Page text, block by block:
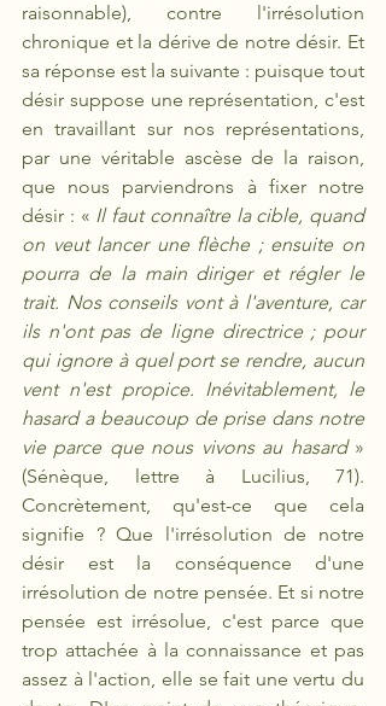
raisonnable), contre l'irrésolution
chronique et la dérive de notre désir. Et
sa réponse est la suivante : puisque tout
désir suppose une représentation, c'est
en travaillant sur nos représentations,
par une véritable ascèse de la raison,
que nous parviendrons à fixer notre
désir : « Il faut connaître la cible, quand
on veut lancer une flèche ; ensuite on
pourra de la main diriger et régler le
trait. Nos conseils vont à l'aventure, car
ils n'ont pas de ligne directrice ; pour
qui ignore à quel port se rendre, aucun
vent n'est propice. Inévitablement, le
hasard a beaucoup de prise dans notre
vie parce que nous vivons au hasard »
(Sénèque, lettre à Lucilius, 71).
Concrètement, qu'est-ce que cela
signifie ? Que l'irrésolution de notre
désir est la conséquence d'une
irrésolution de notre pensée. Et si notre
pensée est irrésolue, c'est parce que
trop attachée à la connaissance et pas
assez à l'action, elle se fait une vertu du